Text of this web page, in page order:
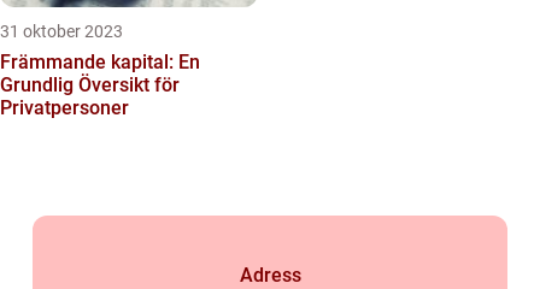
31 oktober 2023
Främmande kapital: En
Grundlig Översikt för
Privatpersoner
Adress